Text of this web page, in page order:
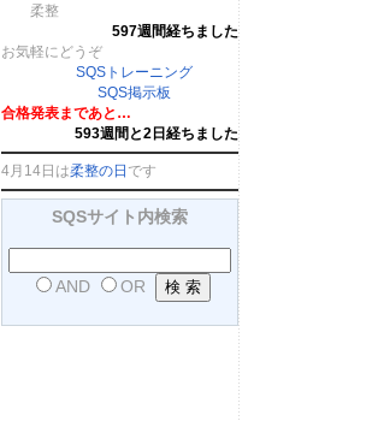
柔整
597週間経ちました
お気軽にどうぞ
SQSトレーニング
SQS掲示板
合格発表まであと…
593週間と2日経ちました
4月14日は柔整の日 です
SQSサイト内検索
AND OR